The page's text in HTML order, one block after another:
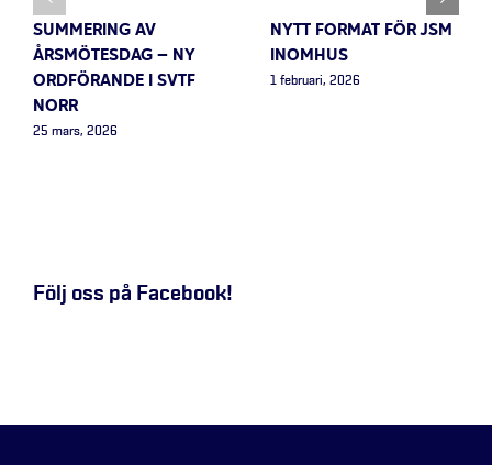
SUMMERING AV
ÅRSMÖTESDAG – NY
ORDFÖRANDE I SVTF
NORR
25 mars, 2026
NYTT FORMAT FÖR JSM
INOMHUS
1 februari, 2026
Följ oss på Facebook!